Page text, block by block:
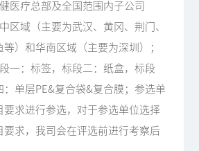
医疗总部及全国范围内子公司
区域（主要为武汉、黄冈、荆门、
）和华南区域（主要为深圳）；
一：标签，标段二：纸盒，标段
：单层PE&复合袋&复合膜；参选单
要求进行参选，对于参选单位选择
要求，我司会在评选前进行考察后